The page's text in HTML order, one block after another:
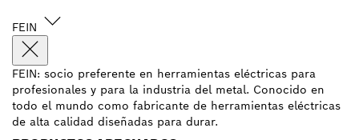
FEIN
FEIN: socio preferente en herramientas eléctricas para
profesionales y para la industria del metal. Conocido en
todo el mundo como fabricante de herramientas eléctricas
de alta calidad diseñadas para durar.